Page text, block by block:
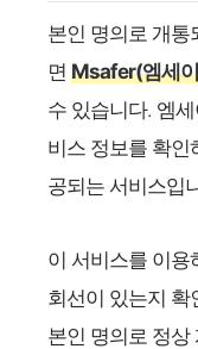
본인 명의로 개통
면 Msafer(엠세
수 있습니다. 엠
비스 정보를 확인
공되는 서비스입
이 서비스를 이용
회선이 있는지 확
본인 명의로 정상